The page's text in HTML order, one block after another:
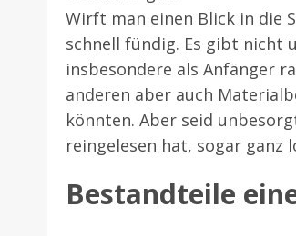
Wirft man einen Blick in die
schnell fündig. Es gibt nicht
insbesondere als Anfänger
anderen aber auch
könnten. Aber seid
reingelesen hat, sogar ganz
Bestandteile